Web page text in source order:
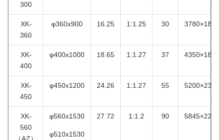
300
XK-
360
φ360x900 16.25 1:1.25 30
XK-
400
φ400x1000 18.65 1:1.27 37
XK-
450
φ450x1200 24.26 1:1.27 55
XK-
560
φ560x1530
φ510x1530
27.72 1:1.2 90